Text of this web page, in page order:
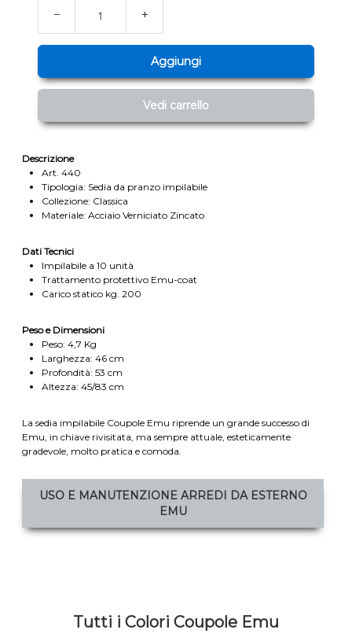
− +
Aggiungi
Vedi carrello
Descrizione
Art. 440
Tipologia: Sedia da pranzo impilabile
Collezione: Classica
Materiale: Acciaio Verniciato Zincato
Dati Tecnici
Impilabile a 10 unità
Trattamento protettivo Emu-coat
Carico statico kg. 200
Peso e Dimensioni
Peso: 4,7 Kg
Larghezza: 46 cm
Profondità: 53 cm
Altezza: 45/83 cm
La sedia impilabile Coupole Emu riprende un grande successo di
Emu, in chiave rivisitata, ma sempre attuale, esteticamente
gradevole, molto pratica e comoda.
USO E MANUTENZIONE ARREDI DA ESTERNO
EMU
Tutti i Colori Coupole Emu